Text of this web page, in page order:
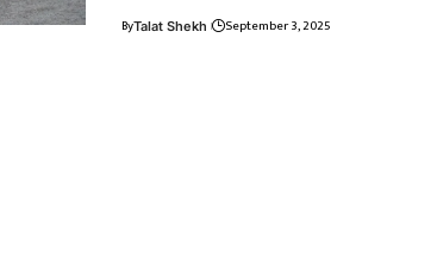
ByTalat Shekh September 3, 2025